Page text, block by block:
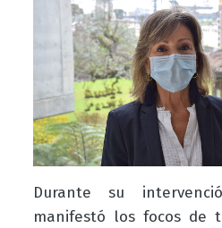
Durante su
manifestó los focos de